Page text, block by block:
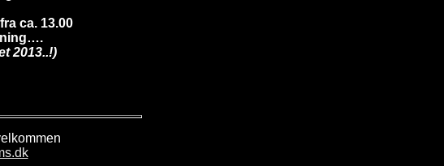
ca. 13.00
2013..!)